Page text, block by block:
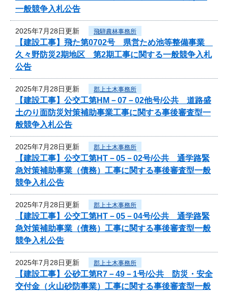
一般競争入札公告
2025年7月28日更新 飛騨農林事務所
【建設工事】飛た第0702号 県営ため池等整備事業
久々野防災2期地区 第2期工事に関する一般競争入札
公告
2025年7月28日更新 郡上土木事務所
【建設工事】公交工第HM－07－02他号/公共 道路盛
土のり面防災対策補助事業工事に関する事後審査型一
般競争入札公告
2025年7月28日更新 郡上土木事務所
【建設工事】公交工第HT－05－02号/公共 通学路緊
急対策補助事業（債務）工事に関する事後審査型一般
競争入札公告
2025年7月28日更新 郡上土木事務所
【建設工事】公交工第HT－05－04号/公共 通学路緊
急対策補助事業（債務）工事に関する事後審査型一般
競争入札公告
2025年7月28日更新 郡上土木事務所
【建設工事】公砂工第R7－49－1号/公共 防災・安全
交付金（火山砂防事業）工事に関する事後審査型一般